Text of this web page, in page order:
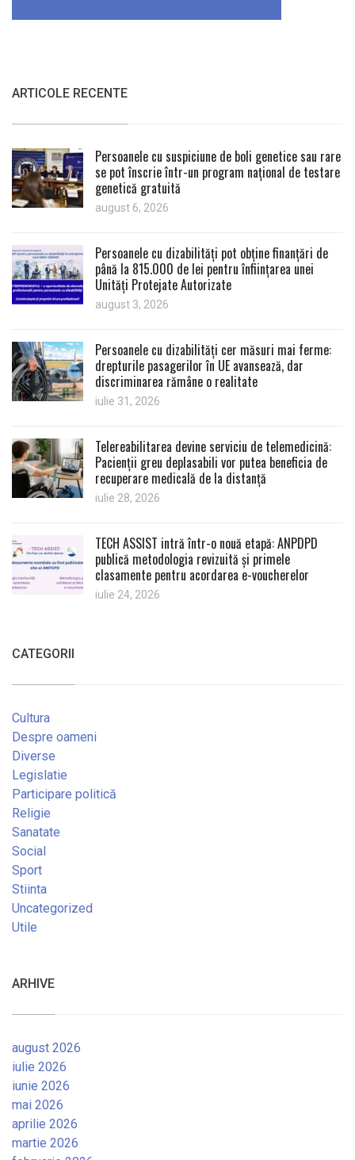
ARTICOLE RECENTE
Persoanele cu suspiciune de boli genetice sau rare
se pot înscrie într-un program național de testare
genetică gratuită
august 6, 2026
Persoanele cu dizabilități pot obține finanțări de
până la 815.000 de lei pentru înființarea unei
Unități Protejate Autorizate
august 3, 2026
Persoanele cu dizabilități cer măsuri mai ferme:
drepturile pasagerilor în UE avansează, dar
discriminarea rămâne o realitate
iulie 31, 2026
Telereabilitarea devine serviciu de telemedicină:
Pacienții greu deplasabili vor putea beneficia de
recuperare medicală de la distanță
iulie 28, 2026
TECH ASSIST intră într-o nouă etapă: ANPDPD
publică metodologia revizuită și primele
clasamente pentru acordarea e-voucherelor
iulie 24, 2026
CATEGORII
Cultura
Despre oameni
Diverse
Legislatie
Participare politică
Religie
Sanatate
Social
Sport
Stiinta
Uncategorized
Utile
ARHIVE
august 2026
iulie 2026
iunie 2026
mai 2026
aprilie 2026
martie 2026